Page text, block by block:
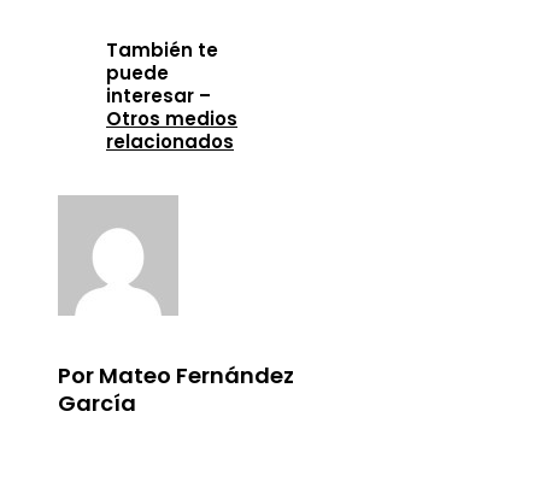
También te
puede
interesar –
Otros medios
relacionados
Por Mateo Fernández
García